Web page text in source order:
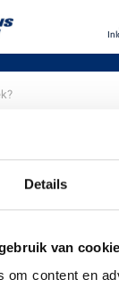
Details
van
om content en
MET